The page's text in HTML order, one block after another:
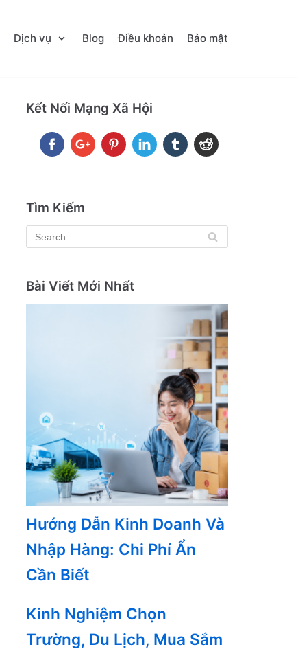
Dịch vụ Blog Điều khoản Bảo mật
Kết Nối Mạng Xã Hội
Tìm Kiếm
Bài Viết Mới Nhất
Hướng Dẫn Kinh Doanh Và
Nhập Hàng: Chi Phí Ẩn
Cần Biết
Kinh Nghiệm Chọn
Trường, Du Lịch, Mua Sắm